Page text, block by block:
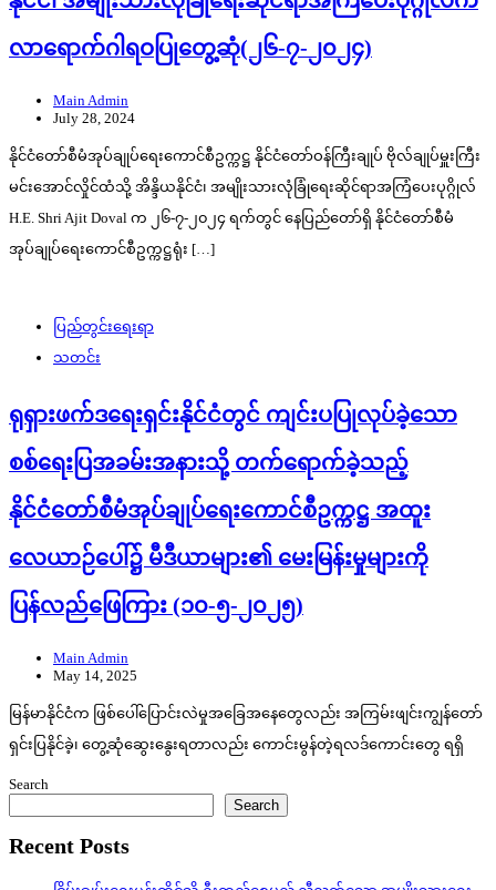
လာရောက်ဂါရဝပြုတွေ့ဆုံ(၂၆-၇-၂၀၂၄)
Main Admin
July 28, 2024
နိုင်ငံတော်စီမံအုပ်ချုပ်ရေးကောင်စီဥက္ကဋ္ဌ နိုင်ငံတော်ဝန်ကြီးချုပ် ဗိုလ်ချုပ်မှူးကြီး
မင်းအောင်လှိုင်ထံသို့ အိန္ဒိယနိုင်ငံ၊ အမျိုးသားလုံခြုံရေးဆိုင်ရာအကြံပေးပုဂ္ဂိုလ်
H.E. Shri Ajit Doval က ၂၆-၇-၂၀၂၄ ရက်တွင် နေပြည်တော်ရှိ နိုင်ငံတော်စီမံ
အုပ်ချုပ်ရေးကောင်စီဥက္ကဋ္ဌရုံး […]
ပြည်တွင်းရေးရာ
သတင်း
ရုရှားဖက်ဒရေးရှင်းနိုင်ငံတွင် ကျင်းပပြုလုပ်ခဲ့သော
စစ်ရေးပြအခမ်းအနားသို့ တက်ရောက်ခဲ့သည့်
နိုင်ငံတော်စီမံအုပ်ချုပ်ရေးကောင်စီဥက္ကဋ္ဌ အထူး
လေယာဉ်ပေါ်၌ မီဒီယာများ၏ မေးမြန်းမှုများကို
ပြန်လည်ဖြေကြား (၁၀-၅-၂၀၂၅)
Main Admin
May 14, 2025
မြန်မာနိုင်ငံက ဖြစ်ပေါ်ပြောင်းလဲမှုအခြေအနေတွေလည်း အကြမ်းဖျင်းကျွန်တော်
ရှင်းပြနိုင်ခဲ့၊ တွေ့ဆုံဆွေးနွေးရတာလည်း ကောင်းမွန်တဲ့ရလဒ်ကောင်းတွေ ရရှိ
Search
Search
Recent Posts